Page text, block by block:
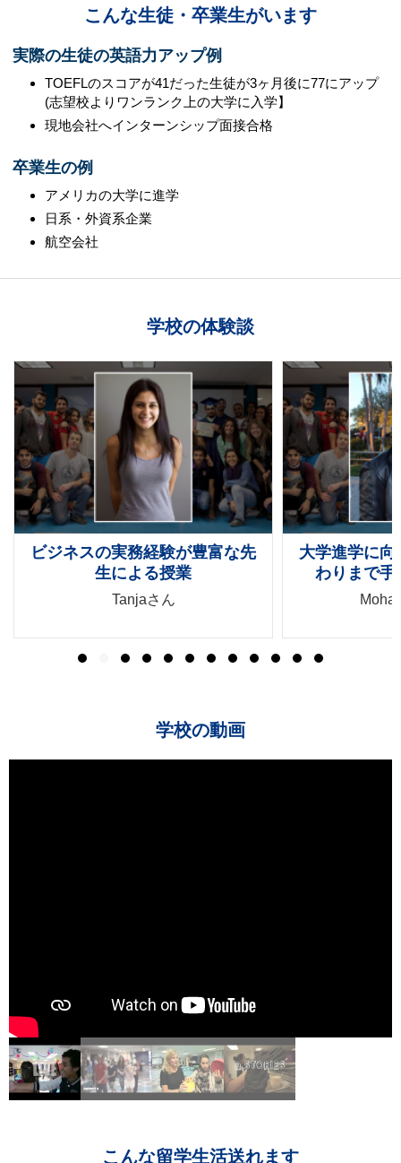
こんな生徒・卒業生がいます
実際の生徒の英語力アップ例
TOEFLのスコアが41だった生徒が3ヶ月後に77にアップ
(志望校よりワンランク上の大学に入学】
現地会社へインターンシップ面接合格
卒業生の例
アメリカの大学に進学
日系・外資系企業
航空会社
学校の体験談
大学進学に向けて、初めから終
わりまで手助けしてくれた
Mohammedさん
語学学校か
ンロ
学校の動画
こんな留学生活送れます